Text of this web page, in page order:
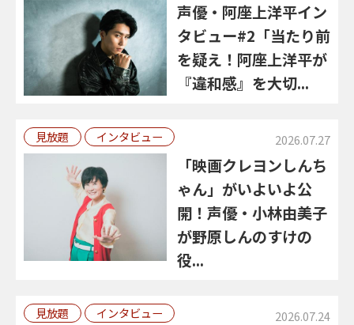
声優・阿座上洋平イン
タビュー#2「当たり前
を疑え！阿座上洋平が
『違和感』を大切...
見放題 インタビュー 2026.07.27
「映画クレヨンしんち
ゃん」がいよいよ公
開！声優・小林由美子
が野原しんのすけの
役...
見放題 インタビュー 2026.07.24